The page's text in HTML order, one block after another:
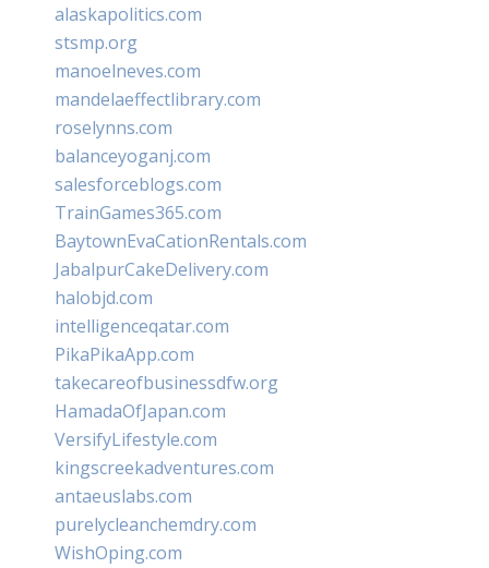
alaskapolitics.com
stsmp.org
manoelneves.com
mandelaeffectlibrary.com
roselynns.com
balanceyoganj.com
salesforceblogs.com
TrainGames365.com
BaytownEvaCationRentals.com
JabalpurCakeDelivery.com
halobjd.com
intelligenceqatar.com
PikaPikaApp.com
takecareofbusinessdfw.org
HamadaOfJapan.com
VersifyLifestyle.com
kingscreekadventures.com
antaeuslabs.com
purelycleanchemdry.com
WishOping.com